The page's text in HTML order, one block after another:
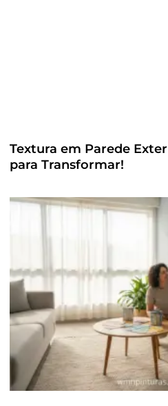
Textura em Parede
para Transformar!